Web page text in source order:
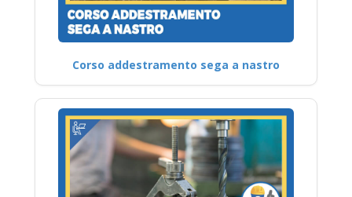
Corso addestramento sega a nastro